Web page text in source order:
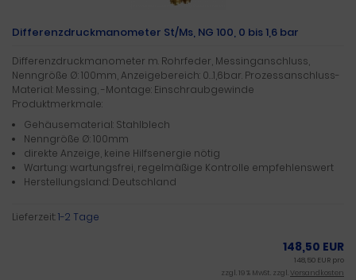
Differenzdruckmanometer St/Ms, NG 100, 0 bis 1,6 bar
Differenzdruckmanometer m. Rohrfeder, Messinganschluss,
Nenngröße Ø: 100mm, Anzeigebereich: 0…1,6bar. Prozessanschluss-
Material: Messing, -Montage: Einschraubgewinde
Produktmerkmale:
Gehäusematerial: Stahlblech
Nenngröße Ø: 100mm
direkte Anzeige, keine Hilfsenergie nötig
Wartung: wartungsfrei, regelmäßige Kontrolle empfehlenswert
Herstellungsland: Deutschland
Lieferzeit:1-2 Tage
148,50 EUR
148,50 EUR pro
zzgl. 19 % MwSt. zzgl.Versandkosten